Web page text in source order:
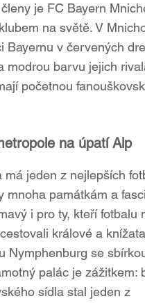
je FC Bayern
na světě. V
Bayernu v červených
modrou barvu jejich
početnou
na úpatí Alp
jeden z nejlepších
mnoha památkám a
i pro ty, kteří fotbalu
králové a
Nymphenburg se
palác je zážitkem:
sídla stal jeden z